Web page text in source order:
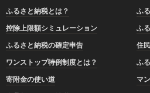
ふるさと納税とは？
ふ
控除上限額シミュレーション
ふ
ふるさと納税の確定申告
住
ワンストップ特例制度とは？
ふ
寄附金の使い道
マ